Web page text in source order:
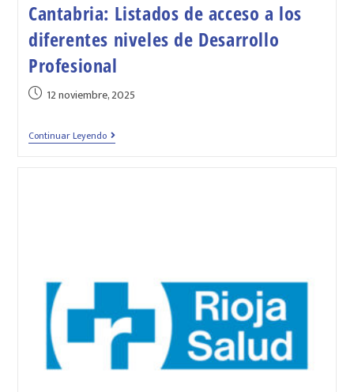
Cantabria: Listados de acceso a los
diferentes niveles de Desarrollo
Profesional
12 noviembre, 2025
Continuar Leyendo